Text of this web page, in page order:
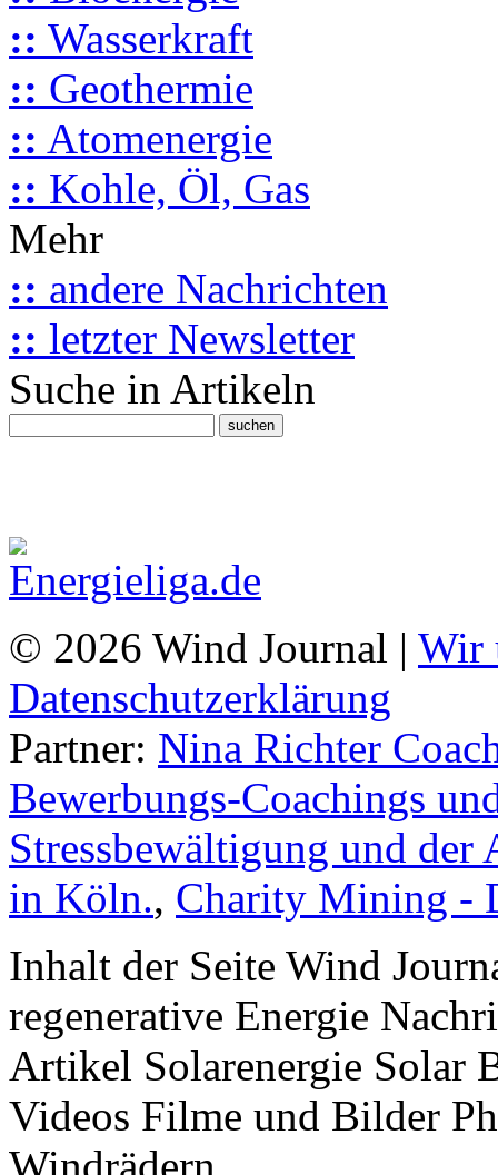
:: Wasserkraft
:: Geothermie
:: Atomenergie
:: Kohle, Öl, Gas
Mehr
:: andere Nachrichten
:: letzter Newsletter
Suche in Artikeln
© 2026 Wind Journal | Wir
Datenschutzerklärung
Partner: Nina Richter
Bewerbungs-Coachings
Stressbewältigung und
in Köln., Charity Mining -
Inhalt der Seite Wind
regenerative Energie
Artikel Solarenergie Solar
Videos Filme und Bilder
Windrädern